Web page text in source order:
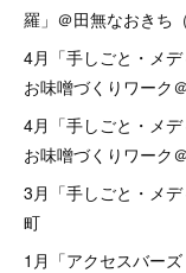
羅」＠田無なおきち
4月「手しごと・メ
お味噌づくりワーク
4月「手しごと・メ
お味噌づくりワーク
3月「手しごと・メ
町
1月「アクセスバー